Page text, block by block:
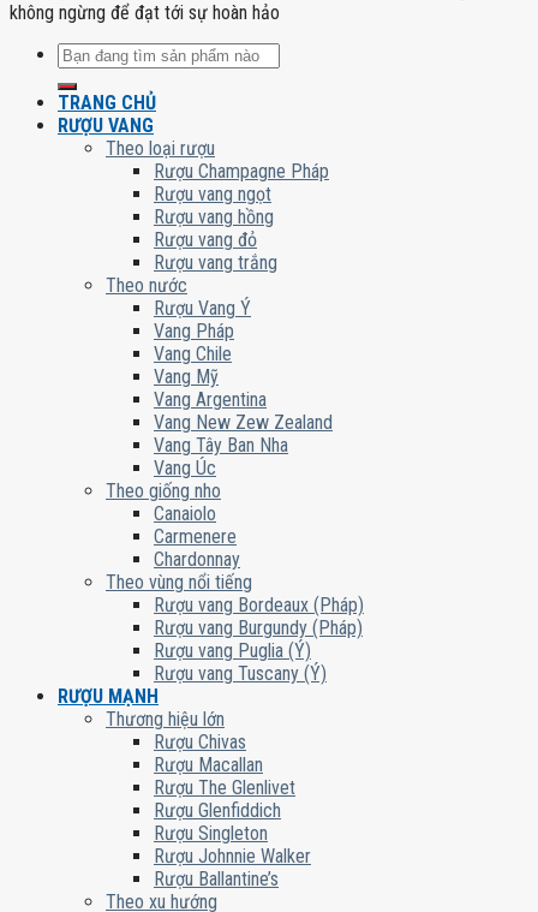
không ngừng để đạt tới sự hoàn hảo
Tìm
kiếm:
TRANG CHỦ
RƯỢU VANG
Theo loại rượu
Rượu Champagne Pháp
Rượu vang ngọt
Rượu vang hồng
Rượu vang đỏ
Rượu vang trắng
Theo nước
Rượu Vang Ý
Vang Pháp
Vang Chile
Vang Mỹ
Vang Argentina
Vang New Zew Zealand
Vang Tây Ban Nha
Vang Úc
Theo giống nho
Canaiolo
Carmenere
Chardonnay
Theo vùng nổi tiếng
Rượu vang Bordeaux (Pháp)
Rượu vang Burgundy (Pháp)
Rượu vang Puglia (Ý)
Rượu vang Tuscany (Ý)
RƯỢU MẠNH
Thương hiệu lớn
Rượu Chivas
Rượu Macallan
Rượu The Glenlivet
Rượu Glenfiddich
Rượu Singleton
Rượu Johnnie Walker
Rượu Ballantine’s
Theo xu hướng